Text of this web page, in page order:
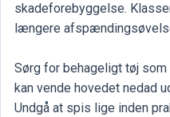
skadeforebyggelse.
længere
Sørg for behageligt tøj
kan vende hovedet nedad
Undgå at spis lige inden